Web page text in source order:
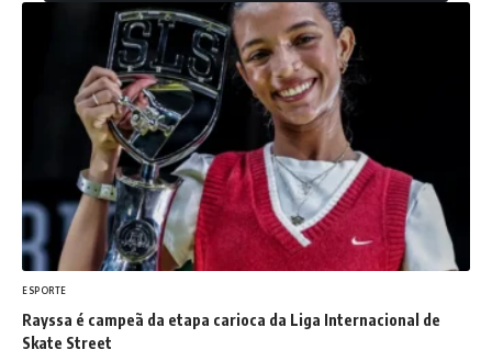
ESPORTE
Rayssa é campeã da etapa carioca da Liga Internacional de
Skate Street